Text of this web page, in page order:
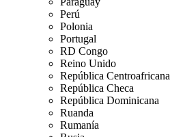
Perú
Polonia
Portugal
RD Congo
Reino Unido
República Centroafricana
República Checa
República Dominicana
Ruanda
Rumanía